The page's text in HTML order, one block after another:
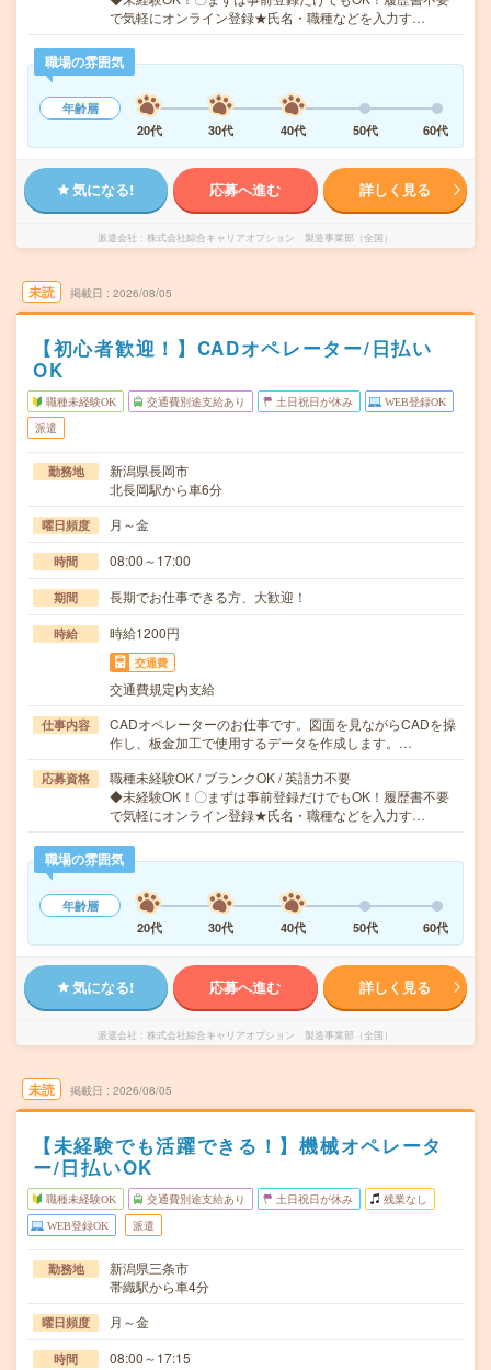
で気軽にオンライン登録★氏名・職種などを入力す…
職場の雰囲気
年齢層
20代
30代 40代 50代 60代
気になる! 応募へ進む 詳しく見る
派遣会社 株式会社綜合キャリアオプション 製造事業部（全国）
未読 掲載日 2026/08/05
【初心者歓迎！】CADオペレーター/日払い
OK
職種未経験OK 交通費別途支給あり 土日祝日が休み WEB登録OK
派遣
勤務地
新潟県長岡市
北長岡駅から車6分
曜日頻度 月～金
時間 08:00～17:00
期間 長期でお仕事できる方、大歓迎！
時給 時給1200円
交通費
交通費規定内支給
仕事内容
CADオペレーターのお仕事です。図面を見ながらCADを操
作し、板金加工で使用するデータを作成します。…
応募資格
職種未経験OK / ブランクOK / 英語力不要
◆未経験OK！〇まずは事前登録だけでもOK！履歴書不要
で気軽にオンライン登録★氏名・職種などを入力す…
職場の雰囲気
年齢層
20代
30代 40代 50代 60代
気になる! 応募へ進む 詳しく見る
派遣会社 株式会社綜合キャリアオプション 製造事業部（全国）
未読 掲載日 2026/08/05
【未経験でも活躍できる！】機械オペレータ
ー/日払いOK
職種未経験OK 交通費別途支給あり 土日祝日が休み 残業なし
WEB登録OK 派遣
勤務地
新潟県三条市
帯織駅から車4分
曜日頻度 月～金
時間 08:00～17:15